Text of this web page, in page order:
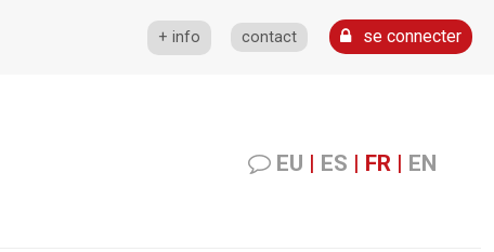
+ info contact se connecter
EU | ES | FR| EN